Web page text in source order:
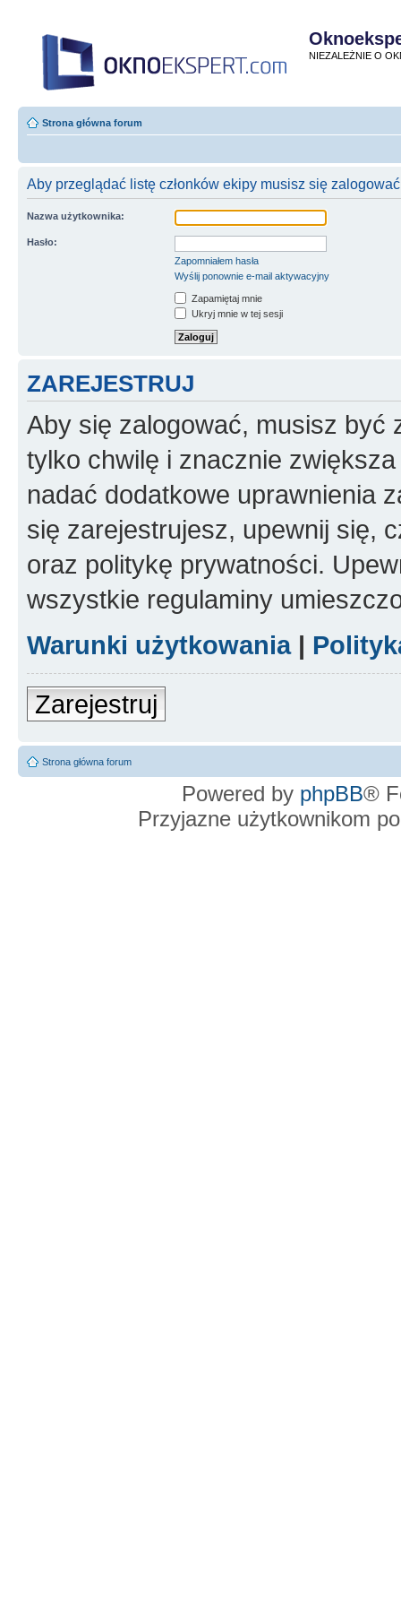
NIEZALEŻNIE O
Strona główna forum
Aby przeglądać listę członków ekipy musisz się
Nazwa użytkownika:
Hasło:
Zapomniałem hasła
Wyślij ponownie e-mail aktywacyjny
Zapamiętaj mnie
Ukryj mnie w tej sesji
ZAREJESTRUJ
Aby się zalogować, musisz być
tylko chwilę i znacznie
nadać dodatkowe uprawnienia
się zarejestrujesz, upewnij się,
oraz politykę prywatności.
wszystkie regulaminy
Warunki użytkowania|
Zarejestruj
Strona główna forum
Powered by phpBB®
Przyjazne użytkownikom